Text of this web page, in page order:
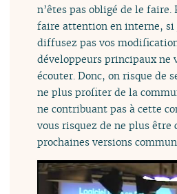
n’êtes pas obligé de le
faire attention en interne, si
diffusez pas vos
développeurs principaux ne
écouter. Donc, on risque de
ne plus profiter de la
ne contribuant pas à cette
vous risquez de ne plus être
prochaines versions